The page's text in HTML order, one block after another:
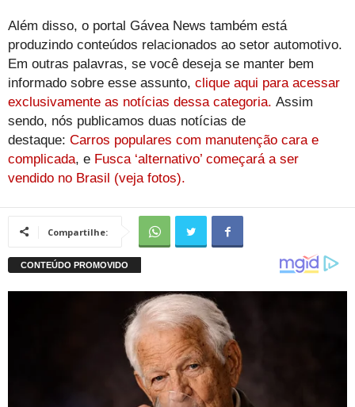
Além disso, o portal Gávea News também está
produzindo conteúdos relacionados ao setor automotivo.
Em outras palavras, se você deseja se manter bem
informado sobre esse assunto, clique aqui para acessar
exclusivamente as notícias dessa categoria. Assim
sendo, nós publicamos duas notícias de
destaque: Carros populares com manutenção cara e
complicada, e Fusca ‘alternativo’ começará a ser
vendido no Brasil (veja fotos).
Compartilhe: